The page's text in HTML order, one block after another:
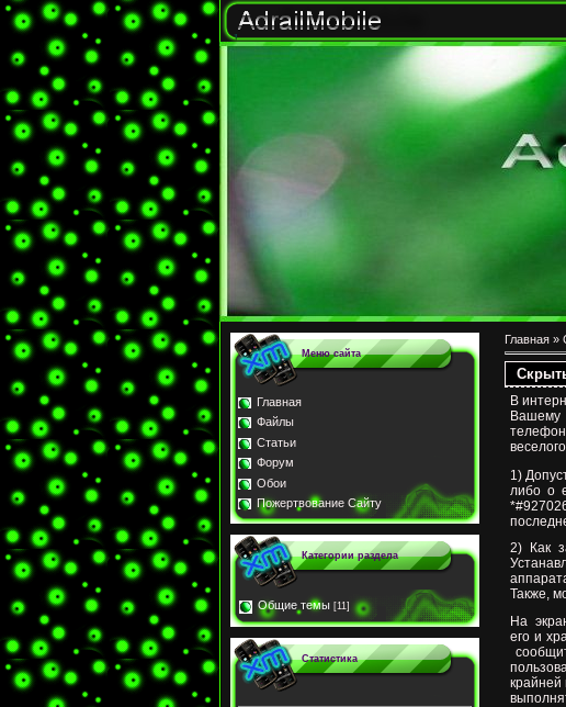
Меню сайта
Главная
Файлы
Статьи
Форум
Обои
Пожертвование Сайту
Категории раздела
Общие темы [11]
Статистика
Главная »
В
Вашему
1)
либо о
2) Как
Также,
На
его и
крайней